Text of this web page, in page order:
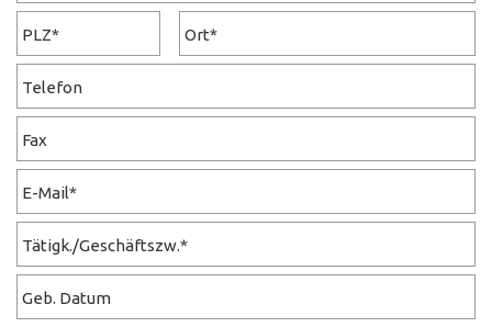
PLZ* Ort*
Telefon
Fax
E-Mail*
Tätigk./Geschäftszw.*
Geb. Datum